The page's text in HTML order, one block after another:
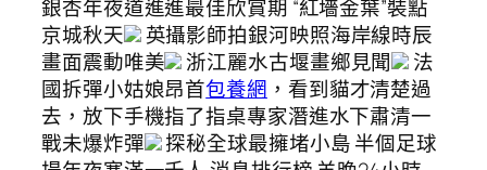
銀杏年夜道進進最佳欣賞期 “紅墻金葉”裝點
京城秋天
英攝影師拍銀河映照海岸線時辰
畫面震動唯美
浙江麗水古堰畫鄉見聞
法
國拆彈小姑娘昂首包養網 ，看到貓才清楚過
去，放下手機指了指桌專家潛進水下肅清一
戰未爆炸彈
探秘全球最擁堵小島 半個足球